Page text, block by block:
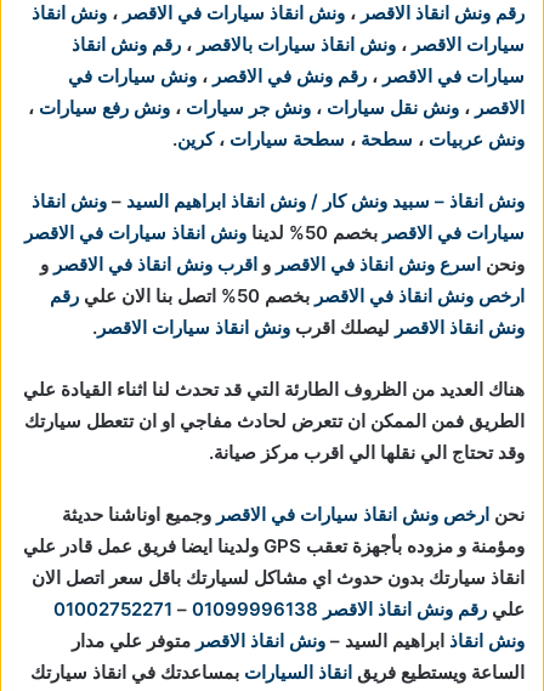
رقم ونش انقاذ الاقصر ، ونش انقاذ سيارات في الاقصر ، ونش انقاذ
سيارات الاقصر ، ونش انقاذ سيارات بالاقصر ، رقم ونش انقاذ
سيارات في الاقصر ، رقم ونش في الاقصر ، ونش سيارات في
الاقصر ، ونش نقل سيارات ، ونش جر سيارات ، ونش رفع سيارات ،
ونش عربيات ، سطحة ، سطحة سيارات ،كرين.
ونش انقاذ – سبيد ونش كار / ونش انقاذ ابراهيم السيد – ونش انقاذ
سيارات في الاقصر بخصم 50% لدينا
ونش انقاذ سيارات في الاقصر
ونحن اسرع ونش انقاذ في الاقصر و اقرب ونش انقاذ في الاقصر و
ارخص ونش انقاذ في الاقصر بخصم 50% اتصل بنا الان علي
رقم
ونش انقاذ الاقصر ليصلك اقرب ونش انقاذ سيارات الاقصر .
هناك العديد من الظروف الطارئة التي قد تحدث لنا اثناء القيادة علي
الطريق فمن الممكن ان تتعرض لحادث مفاجي او ان تتعطل سيارتك
وقد تحتاج الي نقلها الي اقرب مركز صيانة.
نحن ارخص ونش انقاذ سيارات في الاقصر وجميع اوناشنا حديثة
ومؤمنة و مزوده بأجهزة تعقب GPS ولدينا ايضا فريق عمل قادر علي
انقاذ سيارتك بدون حدوث اي مشاكل لسيارتك باقل سعر اتصل الان
علي رقم ونش انقاذ الاقصر 01099996138
–
01002752271
ونش انقاذ ابراهيم السيد – ونش انقاذ الاقصر متوفر علي مدار
الساعة ويستطيع فريق انقاذ السيارات بمساعدتك في انقاذ سيارتك